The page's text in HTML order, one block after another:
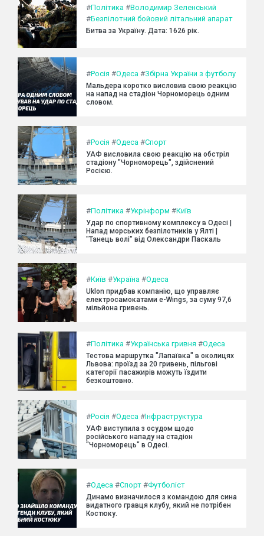
#Політика #Володимир Зеленський
#Безпілотний бойовий літальний апарат
Битва за Україну. Дата: 1626 рік.
#Росія #Одеса #Збірна України з футболу
Мальдера коротко висловив свою реакцію
на напад на стадіон Чорноморець одним
словом.
#Росія #Одеса #Спорт
УАФ висловила свою реакцію на обстріл
стадіону "Чорноморець", здійснений
Росією.
#Політика #Укрінформ #Київ
Удар по спортивному комплексу в Одесі |
Напад морських безпілотників у Ялті |
"Танець волі" від Олександри Паскаль
#Київ #Україна #Одеса
Uklon придбав компанію, що управляє
електросамокатами e-Wings, за суму 97,6
мільйона гривень.
#Політика #Українська гривня #Одеса
Тестова маршрутка "Лапаївка" в околицях
Львова: проїзд за 20 гривень, пільгові
категорії пасажирів можуть їздити
безкоштовно.
#Росія #Одеса #Інфраструктура
УАФ виступила з осудом щодо
російського нападу на стадіон
"Чорноморець" в Одесі.
#Одеса #Спорт #Футболіст
Динамо визначилося з командою для сина
видатного гравця клубу, який не потрібен
Костюку.